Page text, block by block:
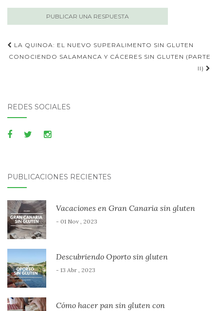
Publica
navegación
LA QUINOA: EL NUEVO SUPERALIMENTO SIN GLUTEN
CONOCIENDO SALAMANCA Y CÁCERES SIN GLUTEN (PARTE
II)
REDES SOCIALES
PUBLICACIONES RECIENTES
Vacaciones en Gran Canaria sin gluten
- 01 Nov , 2023
Descubriendo Oporto sin gluten
- 13 Abr , 2023
Cómo hacer pan sin gluten con